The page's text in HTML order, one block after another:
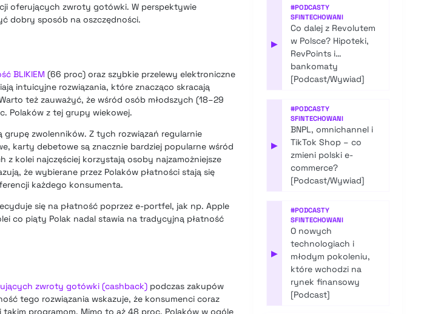
oferujących zwroty gotówki. W perspektywie
dobry sposób na oszczędności.
BLIKIEM (66 proc) oraz szybkie przelewy elektroniczne
intuicyjne rozwiązania, które znacząco skracają
też zauważyć, że wśród osób młodszych (18–29
Polaków z tej grupy wiekowej.
zwolenników. Z tych rozwiązań regularnie
karty debetowe są znacznie bardziej popularne wśród
kolei najczęściej korzystają osoby najzamożniejsze
że wybierane przez Polaków płatności stają się
każdego konsumenta.
się na płatność poprzez e-portfel, jak np. Apple
co piąty Polak nadal stawia na tradycyjną płatność
zwroty gotówki (cashback) podczas zakupów
tego rozwiązania wskazuje, że konsumenci coraz
programom. Mimo to aż 48 proc. Polaków w ogóle
▶
#PODCASTY
SFINTECHOWANI
Co dalej z Revolutem
w Polsce? Hipoteki,
RevPoints i…
bankomaty
[Podcast/Wywiad]
▶
#PODCASTY
SFINTECHOWANI
BNPL, omnichannel i
TikTok Shop – co
zmieni polski e-
commerce?
[Podcast/Wywiad]
▶
#PODCASTY
SFINTECHOWANI
O nowych
technologiach i
młodym pokoleniu,
które wchodzi na
rynek finansowy
[Podcast]